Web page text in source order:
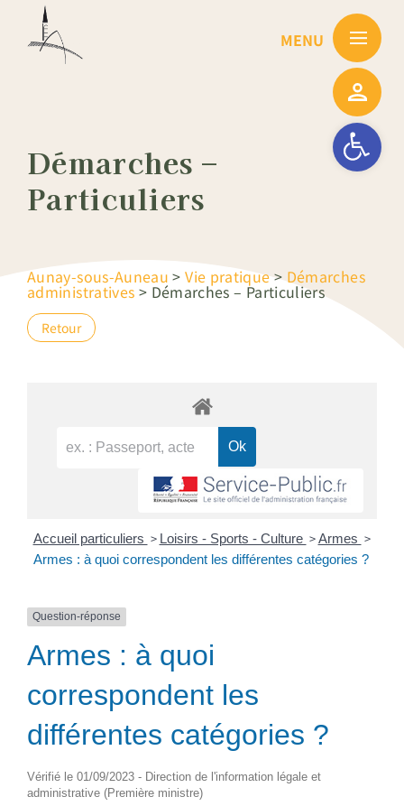
Ouvrir la
Démarches –
Particuliers
Aunay-sous-Auneau >Vie pratique>Démarches
administratives > Démarches – Particuliers
Retour
Accueil particuliers > Loisirs - Sports - Culture > Armes >
Armes : à quoi correspondent les différentes catégories ?
Question-réponse
Armes : à quoi
correspondent les
différentes catégories ?
Vérifié le 01/09/2023 - Direction de l'information légale et
administrative (Première ministre)